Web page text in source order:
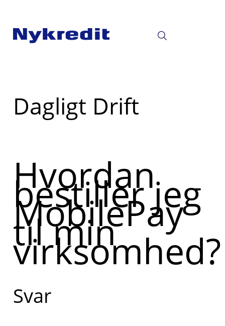
Læs
mere
Dagligt Drift
Hvordan
bestiller jeg
MobilePay
til min
virksomhed?
Svar